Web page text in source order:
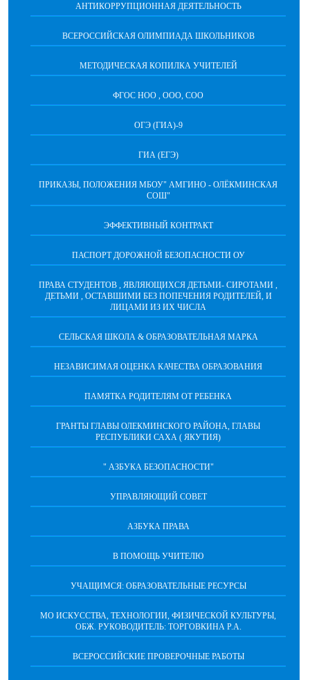
АНТИКОРРУПЦИОННАЯ ДЕЯТЕЛЬНОСТЬ
ВСЕРОССИЙСКАЯ ОЛИМПИАДА ШКОЛЬНИКОВ
МЕТОДИЧЕСКАЯ КОПИЛКА УЧИТЕЛЕЙ
ФГОС НОО , ООО, СОО
ОГЭ (ГИА)-9
ГИА (ЕГЭ)
ПРИКАЗЫ, ПОЛОЖЕНИЯ МБОУ" АМГИНО - ОЛЁКМИНСКАЯ
СОШ"
ЭФФЕКТИВНЫЙ КОНТРАКТ
ПАСПОРТ ДОРОЖНОЙ БЕЗОПАСНОСТИ ОУ
ПРАВА СТУДЕНТОВ , ЯВЛЯЮЩИХСЯ ДЕТЬМИ- СИРОТАМИ ,
ДЕТЬМИ , ОСТАВШИМИ БЕЗ ПОПЕЧЕНИЯ РОДИТЕЛЕЙ, И
ЛИЦАМИ ИЗ ИХ ЧИСЛА
СЕЛЬСКАЯ ШКОЛА & ОБРАЗОВАТЕЛЬНАЯ МАРКА
НЕЗАВИСИМАЯ ОЦЕНКА КАЧЕСТВА ОБРАЗОВАНИЯ
ПАМЯТКА РОДИТЕЛЯМ ОТ РЕБЕНКА
ГРАНТЫ ГЛАВЫ ОЛЕКМИНСКОГО РАЙОНА, ГЛАВЫ
РЕСПУБЛИКИ САХА ( ЯКУТИЯ)
" АЗБУКА БЕЗОПАСНОСТИ"
УПРАВЛЯЮЩИЙ СОВЕТ
АЗБУКА ПРАВА
В ПОМОЩЬ УЧИТЕЛЮ
УЧАЩИМСЯ: ОБРАЗОВАТЕЛЬНЫЕ РЕСУРСЫ
МО ИСКУССТВА, ТЕХНОЛОГИИ, ФИЗИЧЕСКОЙ КУЛЬТУРЫ,
ОБЖ. РУКОВОДИТЕЛЬ: ТОРГОВКИНА Р.А.
ВСЕРОССИЙСКИЕ ПРОВЕРОЧНЫЕ РАБОТЫ